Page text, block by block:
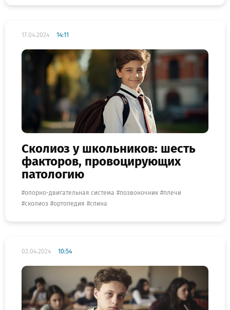
17.04.2024 14:11
Сколиоз у школьников: шесть
факторов, провоцирующих
патологию
опорно-двигательная система позвоночник
плечи
сколиоз
ортопедия спина
02.04.2024 10:54